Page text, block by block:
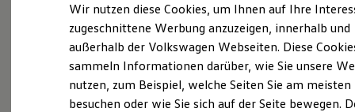
Elektroautos
ID. Tutorials
Elektrofahrzeugkonzepte
Reichweite
Reichweite der ID. Modelle
Reichweite im Winter
Probefahrt vereinbaren
Wir nutzen diese Cookies, um Ihnen auf Ihre
zugeschnittene Werbung anzuzeigen, innerhalb und
außerhalb der Volkswagen Webseiten. Diese
sammeln Informationen darüber, wie Sie unsere
nutzen, zum Beispiel, welche Seiten Sie am meisten
besuchen oder wie Sie sich auf der Seite bewegen.